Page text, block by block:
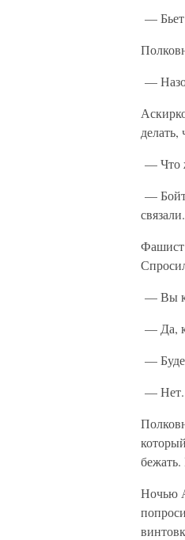
— Бьет
—
— Что
—
связали.
Фашист
— Вы
— Да,
—
— Нет.
Ночью